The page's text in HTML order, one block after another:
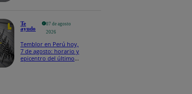
Te
ayudo
07 de agosto
2026
Temblor en Perú hoy,
7 de agosto: horario y
epicentro del último